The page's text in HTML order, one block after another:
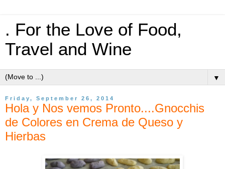
. For the Love of Food,
Travel and Wine
▼
Friday, September 26, 2014
Hola y Nos vemos Pronto....Gnocchis
de Colores en Crema de Queso y
Hierbas